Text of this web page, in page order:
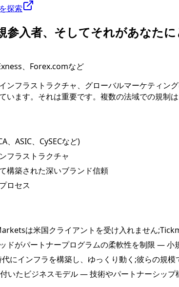
探索
参入者、そしてそれがあなた
、Forex.comなど
ンフラストラクチャ、グローバルマーケティ
います。それは重要です。複数の法域での規制
、ASIC、CySECなど)
フラストラクチャ
構築された深いブランド信頼
ロセス
は米国クライアントを受け入れません
ドがパートナープログラムの柔軟性を制限 —
にインフラを構築し、ゆっくり動く;彼らの規
いたビジネスモデル — 技術やパートナーシッ